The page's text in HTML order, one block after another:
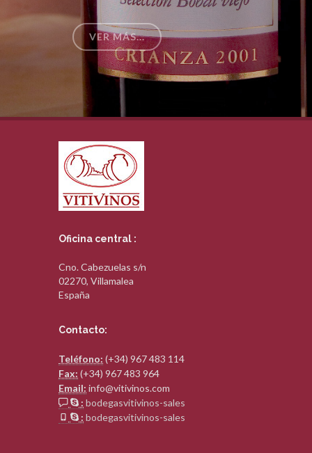
VER MÁS...
Oficina central :
Cno. Cabezuelas s/n
02270, Villamalea
España
Contacto:
Teléfono: (+34) 967 483 114
Fax: (+34) 967 483 964
Email: info@vitivinos.com
: bodegasvitivinos-sales
: bodegasvitivinos-sales